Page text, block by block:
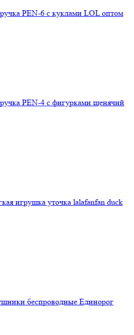
PEN-6 с куклами LOL оптом
PEN-4 с фигурками щенячий
игрушка уточка lalafanfan duck
беспроводные Единорог